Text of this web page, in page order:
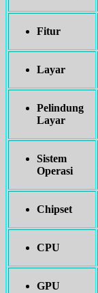
Fitur
Layar
Pelindung
Layar
Sistem
Operasi
Chipset
CPU
GPU